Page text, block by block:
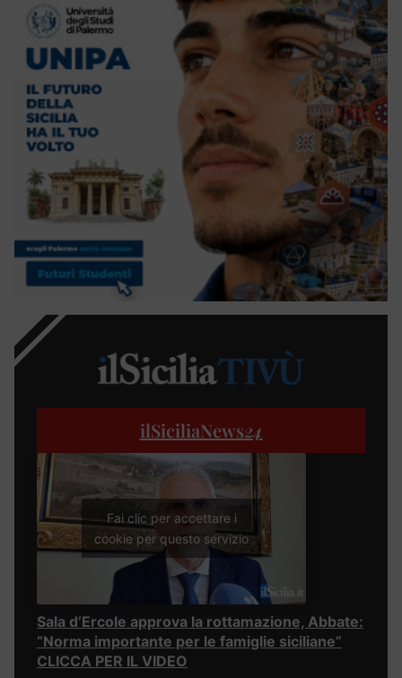
ilSiciliaNews24
Fai clic per accettare i
cookie per questo servizio
Sala d’Ercole approva la rottamazione, Abbate:
“Norma importante per le famiglie siciliane”
CLICCA PER IL VIDEO